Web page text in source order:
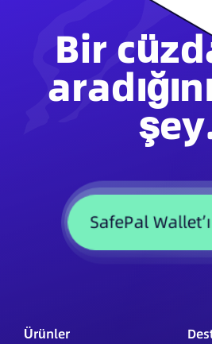
Bir
SafePal
Ürünler